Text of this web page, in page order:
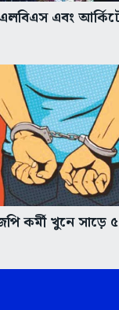
এলবিএস এবং
কর্মী খুনে